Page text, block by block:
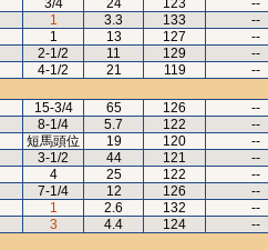
3/4 24 123 --
1 3.3 133 --
1 13 127 --
2-1/2 11 129 --
4-1/2 21 119 --
15-3/4 65 126 --
8-1/4 5.7 122 --
短馬頭位 19 120 --
3-1/2 44 121 --
4 25 122 --
7-1/4 12 126 --
1 2.6 132 --
3 4.4 124 --